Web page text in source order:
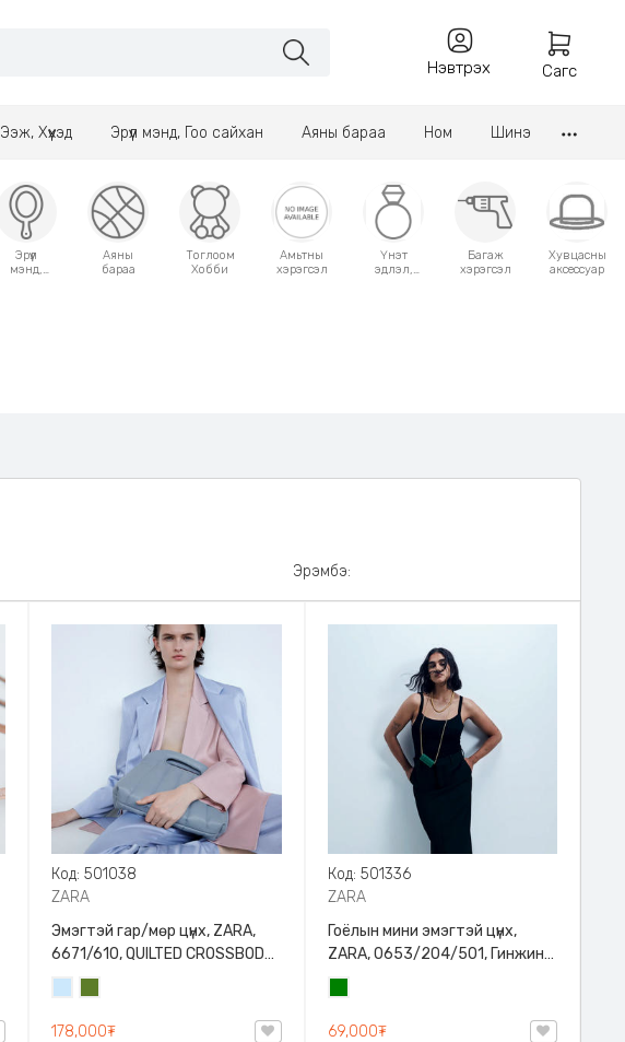
Нэвтрэх Сагс
Ээж, Хүүхэд Эрүүл мэнд, Гоо сайхан Аяны бараа Ном Шинэ
Эрүүл
мэнд,
Аяны
бараа
Тоглоом
Хобби
Амьтны
хэрэгсэл
Үнэт
эдлэл,
Багаж
хэрэгсэл
Хувцасны
аксессуар
Эрэмбэ:
Код: 501038
ZARA
Эмэгтэй гар/мөр цүнх, ZARA,
6671/610, QUILTED CROSSBODY
BAG WITH HANDLE
178,000₮
Код: 501336
ZARA
Гоёлын мини эмэгтэй цүнх,
ZARA, 0653/204/501, Гинжин
оосортой, Дотроо тольтой
69,000₮